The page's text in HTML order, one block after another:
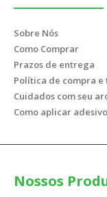
Sobre Nós
Como Comprar
Prazos de entrega
Política de compra e
Cuidados com seu
Como aplicar
Nossos